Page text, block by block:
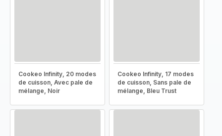
Cookeo Infinity, 20 modes
de cuisson, Avec pale de
mélange, Noir
Cookeo Infinity, 17 modes
de cuisson, Sans pale de
mélange, Bleu Trust